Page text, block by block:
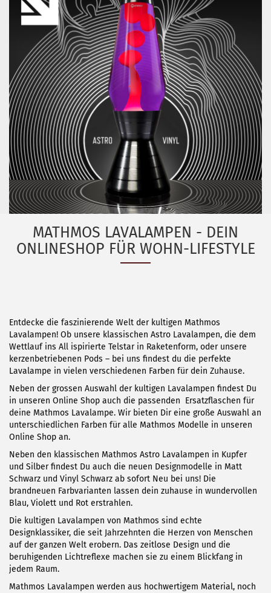
MATHMOS LAVALAMPEN - DEIN
ONLINESHOP FÜR WOHN-LIFESTYLE
Entdecke die faszinierende Welt der kultigen Mathmos
Lavalampen! Ob unsere klassischen Astro Lavalampen, die dem
Wettlauf ins All ispirierte Telstar in Raketenform, oder unsere
kerzenbetriebenen Pods – bei uns findest du die perfekte
Lavalampe in vielen verschiedenen Farben für dein Zuhause.
Neben der grossen Auswahl der kultigen Lavalampen findest Du
in unseren Online Shop auch die passenden Ersatzflaschen für
deine Mathmos Lavalampe. Wir bieten Dir eine große Auswahl an
unterschiedlichen Farben für alle Mathmos Modelle in unseren
Online Shop an.
Neben den klassischen Mathmos Astro Lavalampen in Kupfer
und Silber findest Du auch die neuen Designmodelle in Matt
Schwarz und Vinyl Schwarz ab sofort Neu bei uns! Die
brandneuen Farbvarianten lassen dein zuhause in wundervollen
Blau, Violett und Rot erstrahlen.
Die kultigen Lavalampen von Mathmos sind echte
Designklassiker, die seit Jahrzehnten die Herzen von Menschen
auf der ganzen Welt erobern. Das zeitlose Design und die
beruhigenden Lichtreflexe machen sie zu einem Blickfang in
jedem Raum.
Mathmos Lavalampen werden aus hochwertigem Material, noch